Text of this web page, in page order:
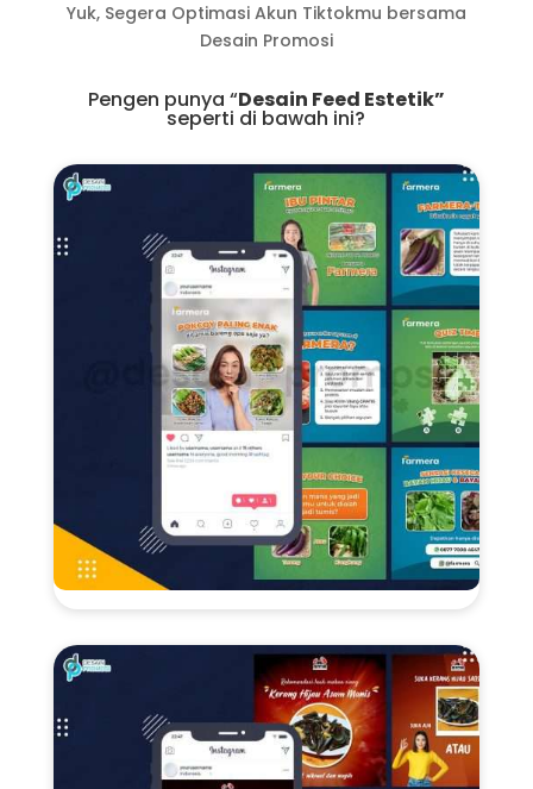
Yuk, Segera Optimasi Akun Tiktokmu bersama
Desain Promosi
Pengen punya “Desain Feed Estetik”
seperti di bawah ini?